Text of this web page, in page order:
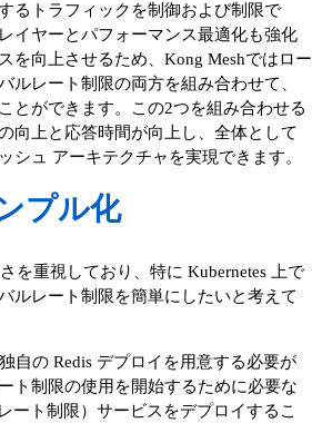
るトラフィックを制御および制限で
イヤーとパフォーマンス最適化も強化
を向上させるため、Kong Meshではロー
ルレート制限の両方を組み合わせて、
とができます。この2つを組み合わせる
向上と応答時間が向上し、全体として
シュ アーキテクチャを実現できます。
プル化
を重視しており、特に Kubernetes 上で
ルレート制限を簡単にしたいと考えて
自の Redis デプロイを用意する必要が
ト制限の使用を開始するために必要な
ート制限）サービスをデプロイするこ